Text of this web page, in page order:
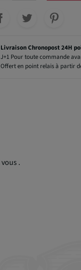
Livraison Chronopost 24H
J+1 Pour toute commande
Offert en point relais à partir
.